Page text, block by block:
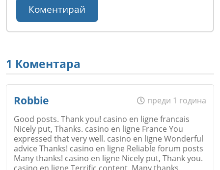
1 Коментара
Robbie
преди 1 година
Good posts. Thank you! casino en ligne francais
Nicely put, Thanks. casino en ligne France You
expressed that very well. casino en ligne Wonderful
advice Thanks! casino en ligne Reliable forum posts
Many thanks! casino en ligne Nicely put, Thank you.
casino en ligne Terrific content. Many thanks.